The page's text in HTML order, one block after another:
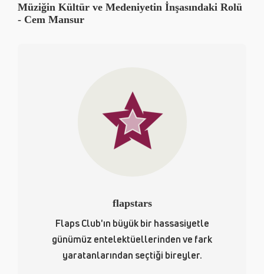
Müziğin Kültür ve Medeniyetin İnşasındaki Rolü
- Cem Mansur
flapstars
Flaps Club'ın büyük bir hassasiyetle
günümüz entelektüellerinden ve fark
yaratanlarından seçtiği bireyler.